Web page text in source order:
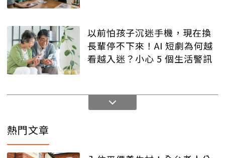
以前怕孩子沉迷手機，現在換
長輩停不下來！AI 短劇為何越
看越入迷？小心 5 個生活警訊
熱門文章